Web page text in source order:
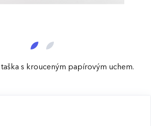
s krouceným papírovým uchem.